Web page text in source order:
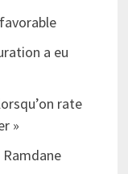
a eu
rate
»